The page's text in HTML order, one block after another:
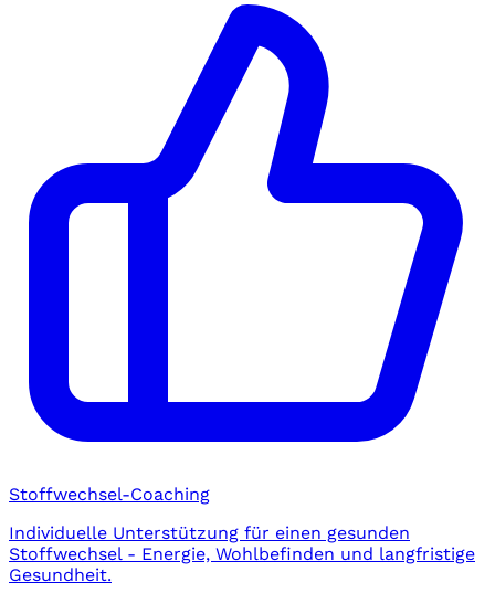
Stoffwechsel-Coaching
Individuelle Unterstützung für einen gesunden
Stoffwechsel - Energie, Wohlbefinden und langfristige
Gesundheit.